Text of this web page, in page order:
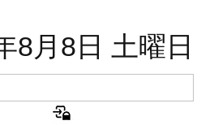
8月8日 土曜日